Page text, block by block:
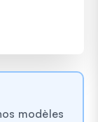
modèles